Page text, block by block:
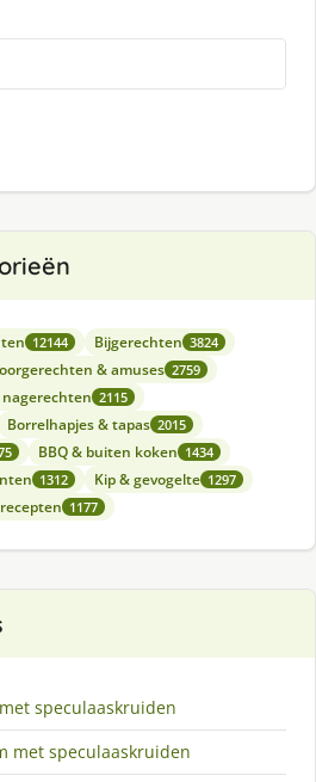
12144 Bijgerechten 3824
& amuses 2759
2115
Borrelhapjes & tapas 2015
BBQ & buiten koken 1434
1312 Kip & gevogelte 1297
1177
speculaaskruiden
met speculaaskruiden